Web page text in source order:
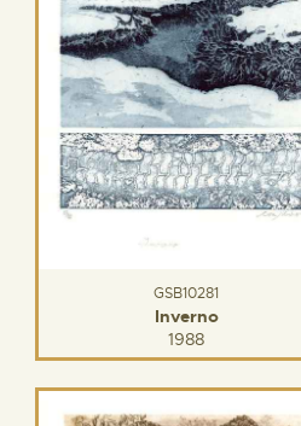
GSB10281
Inverno
1988